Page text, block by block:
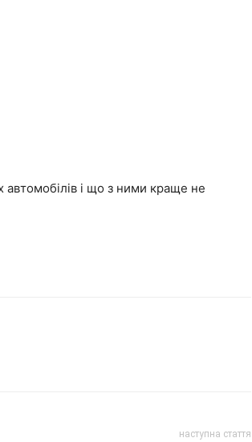
автомобілів і що з ними краще не
наступна стаття